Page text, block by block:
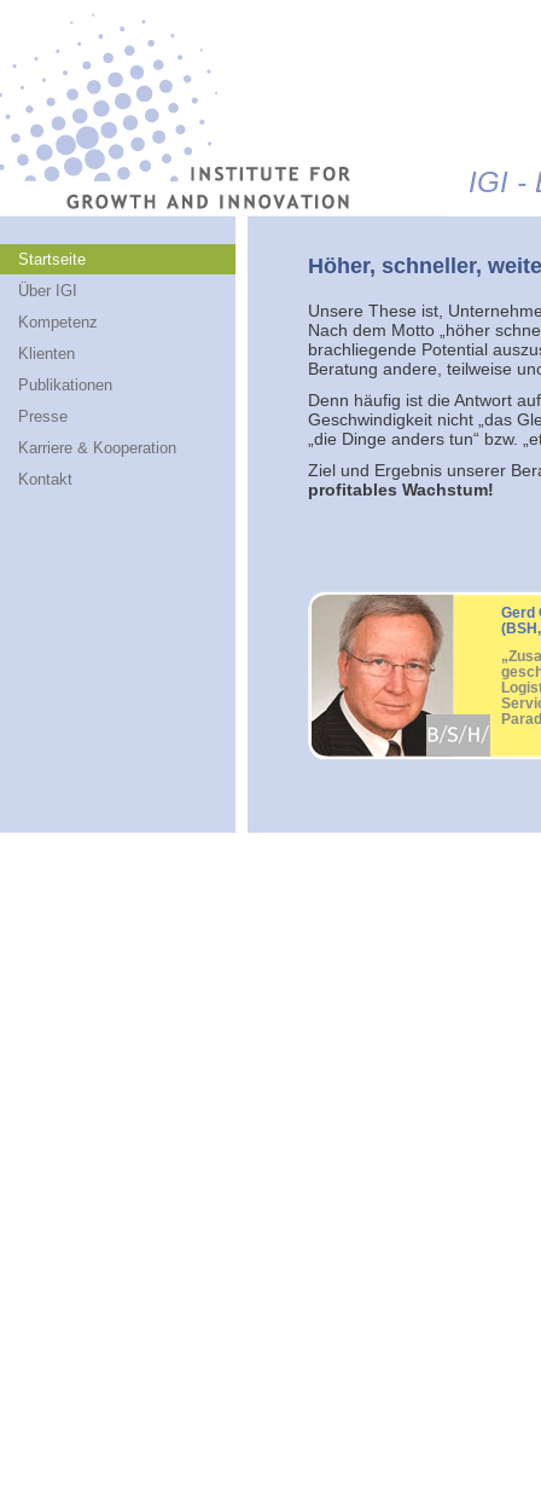
IGI -
Höher, schneller,
Unsere These ist,
Nach dem Motto „höher
brachliegende Potential
Beratung andere, teilweise
Denn häufig ist die Antwort
Geschwindigkeit nicht „das
„die Dinge anders tun“ bzw.
Ziel und Ergebnis unserer
profitables Wachstum!
Gerd
Startseite
Über IGI
Kompetenz
Klienten
Publikationen
Presse
Karriere & Kooperation
Kontakt